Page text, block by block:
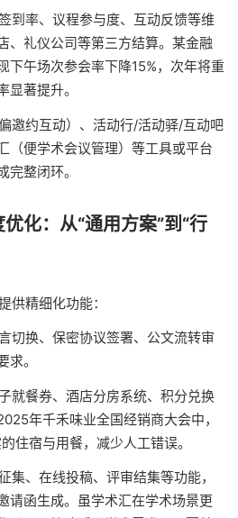
到率、议程参与度、互动反馈等维
、礼仪公司等第三方结算。某金融
下午场次参会率下降15%，次年将重
显著提升。
邀约互动）、活动行/活动驿/互动吧
（便学术会议管理）等工具或平台
整闭环。
化：从“通用方案”到“行
供精细化功能：
切换、保密协议签署、公文流转审
。
就餐券、酒店分房系统、积分兑换
年千禾味业全国经销商大会中，
住宿与用餐，减少人工错误。
集、在线投稿、评审结集等功能，
请函生成。虽学术汇在学术场景更